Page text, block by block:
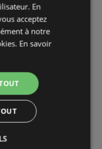
En
acceptez
à notre
En savoir